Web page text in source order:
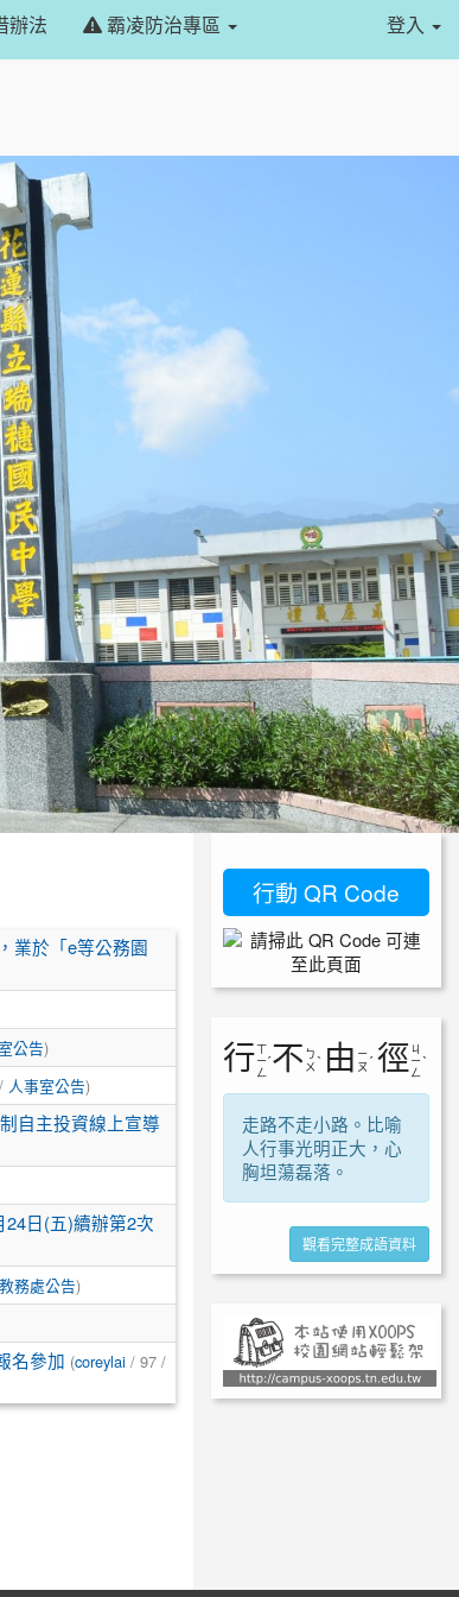
辦法 霸凌防治專區 登入
業於「e等公務園
公告)
人事室公告)
自主投資線上宣導
日(五)續辦第2次
教務處公告)
名參加 (coreylai / 97 /
行動 QR Code
行ㄒ
ㄧ
ㄥ
ˊ不 ㄅ
ㄨ ˋ 由 ㄧ
ㄡ ˊ 徑 ㄐ
ㄧ
ㄥ
ˋ
走路不走小路。比喻
人行事光明正大，心
胸坦蕩磊落。
觀看完整成語資料